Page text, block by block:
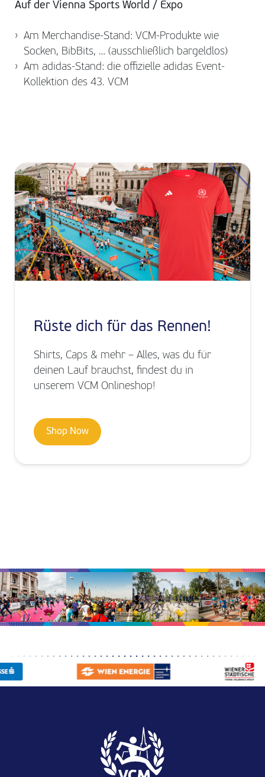
Auf der Vienna Sports World / Expo
Am Merchandise-Stand: VCM-Produkte wie
Socken, BibBits, … (ausschließlich bargeldlos)
Am adidas-Stand: die offizielle adidas Event-
Kollektion des 43. VCM
Rüste dich für das Rennen!
Shirts, Caps & mehr – Alles, was du für
deinen Lauf brauchst, findest du in
unserem VCM Onlineshop!
Shop Now